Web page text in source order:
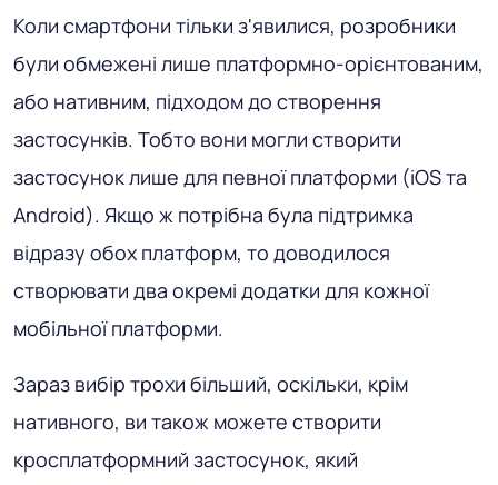
Коли смартфони тільки з'явилися, розробники
були обмежені лише платформно-орієнтованим,
або нативним, підходом до створення
застосунків. Тобто вони могли створити
застосунок лише для певної платформи (iOS та
Android). Якщо ж потрібна була підтримка
відразу обох платформ, то доводилося
створювати два окремі додатки для кожної
мобільної платформи.
Зараз вибір трохи більший, оскільки, крім
нативного, ви також можете створити
кросплатформний застосунок, який